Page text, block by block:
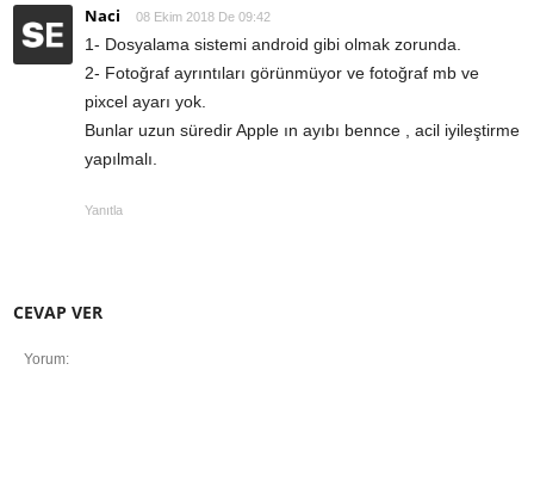
Naci 08 Ekim 2018 De 09:42
1- Dosyalama sistemi android gibi olmak zorunda.
2- Fotoğraf ayrıntıları görünmüyor ve fotoğraf mb ve
pixcel ayarı yok.
Bunlar uzun süredir Apple ın ayıbı bennce , acil iyileştirme
yapılmalı.
Yanıtla
CEVAP VER